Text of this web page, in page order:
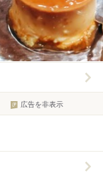
広告を非表示